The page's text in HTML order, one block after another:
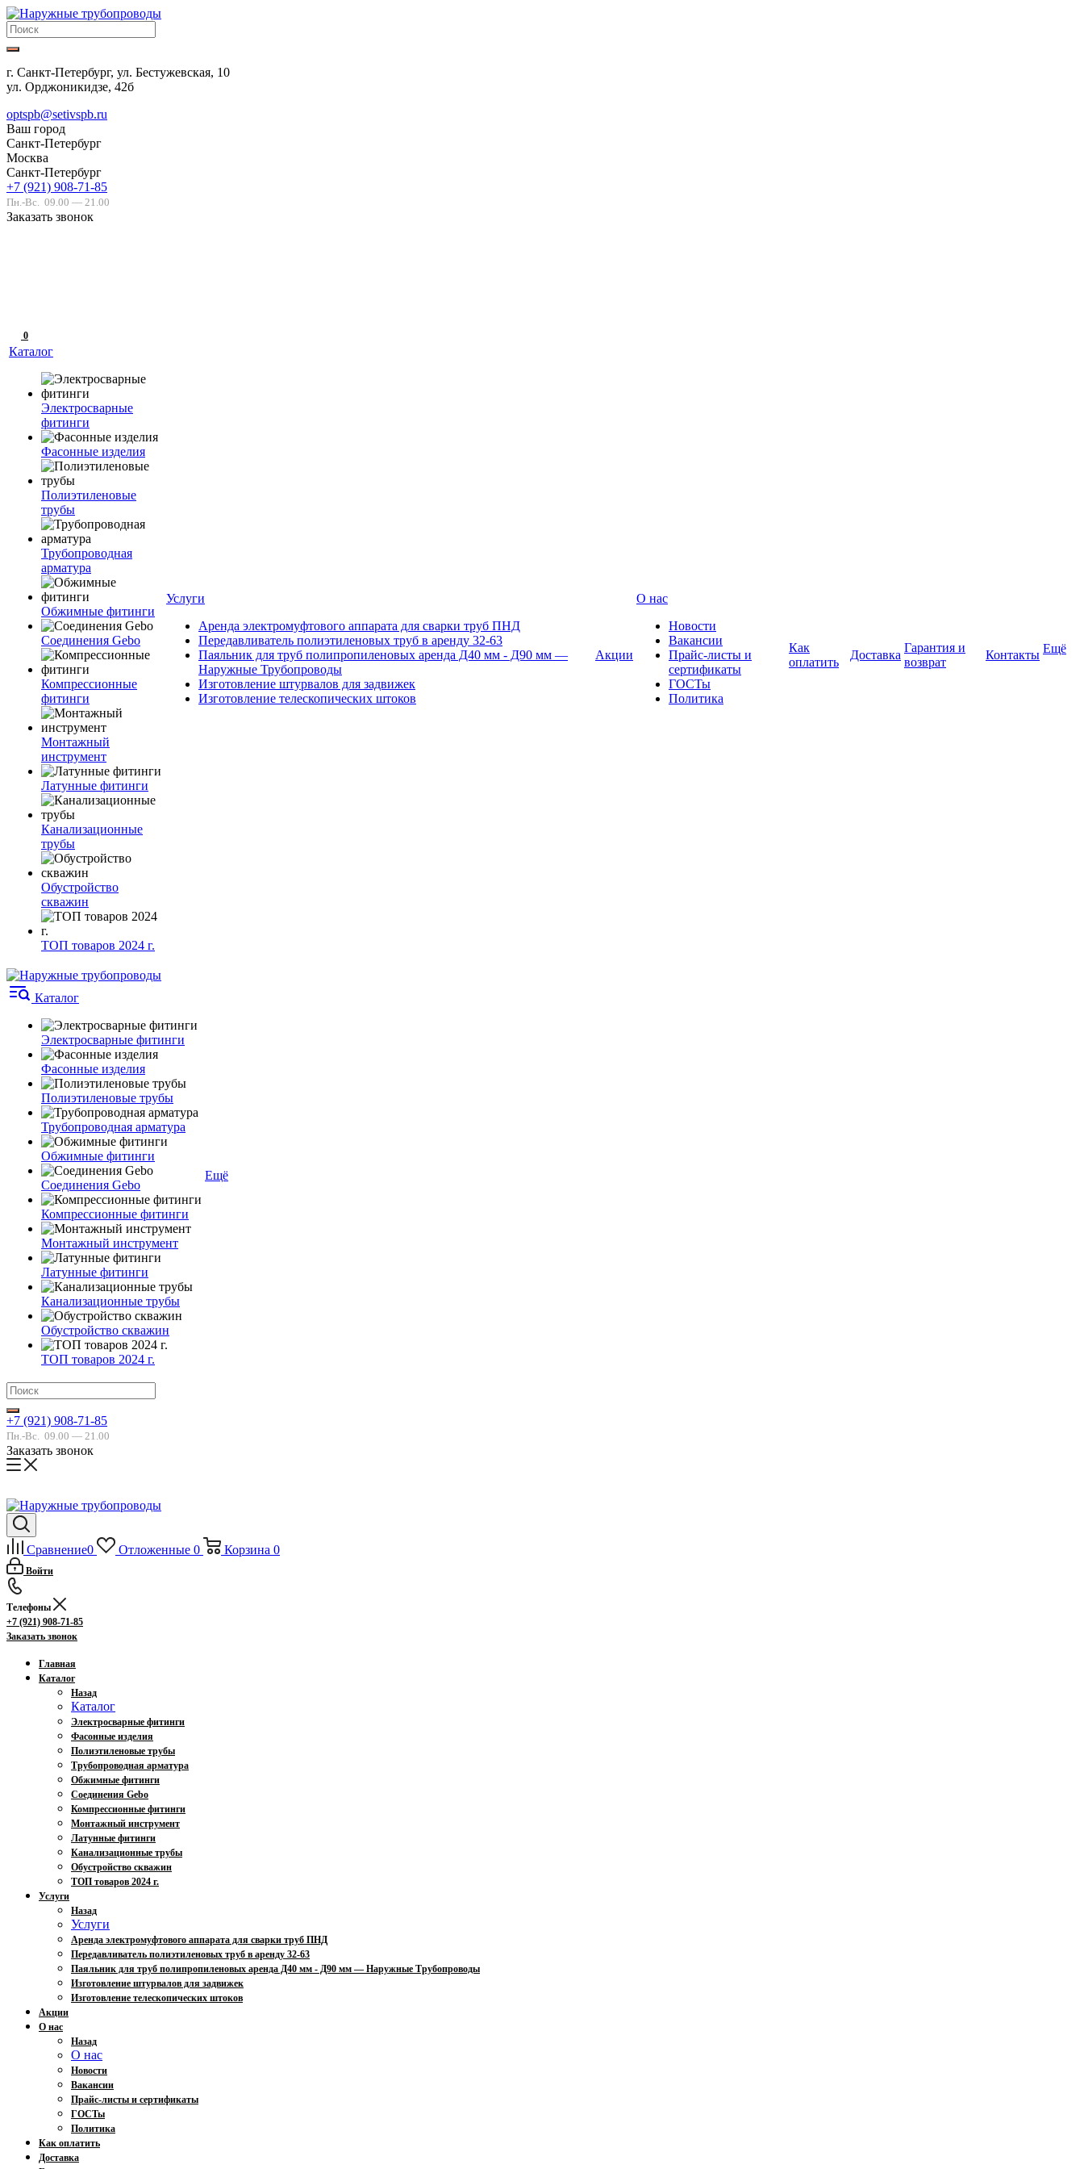
г. Санкт-Петербург, ул. Бестужевская, 10
ул. Орджоникидзе, 42б
optspb@setivspb.ru
Ваш город
Санкт-Петербург
Москва
Санкт-Петербург
+7 (921) 908-71-85
Пн.-Вс. 09.00 — 21.00
Заказать звонок
0
Каталог
Электросварные
фитинги
Фасонные изделия
Полиэтиленовые
трубы
Трубопроводная
арматура
Обжимные фитинги
Соединения Gebo
Компрессионные
фитинги
Монтажный
инструмент
Латунные фитинги
Канализационные
трубы
Обустройство
скважин
ТОП товаров 2024 г.
Услуги
Аренда электромуфтового аппарата для сварки труб ПНД
Передавливатель полиэтиленовых труб в аренду 32-63
Паяльник для труб полипропиленовых аренда Д40 мм - Д90 мм —
Наружные Трубопроводы
Изготовление штурвалов для задвижек
Изготовление телескопических штоков
Акции
О нас
Новости
Вакансии
Прайс-листы и
сертификаты
ГОСТы
Политика
Как
оплатить
Доставка
Гарантия и
возврат
Контакты Ещё
Каталог
Электросварные фитинги
Фасонные изделия
Полиэтиленовые трубы
Трубопроводная арматура
Обжимные фитинги
Соединения Gebo
Компрессионные фитинги
Монтажный инструмент
Латунные фитинги
Канализационные трубы
Обустройство скважин
ТОП товаров 2024 г.
Ещё
+7 (921) 908-71-85
Пн.-Вс. 09.00 — 21.00
Заказать звонок
Сравнение0 Отложенные 0 Корзина 0
Войти
Телефоны
+7 (921) 908-71-85
Заказать звонок
Главная
Каталог
Назад
Каталог
Электросварные фитинги
Фасонные изделия
Полиэтиленовые трубы
Трубопроводная арматура
Обжимные фитинги
Соединения Gebo
Компрессионные фитинги
Монтажный инструмент
Латунные фитинги
Канализационные трубы
Обустройство скважин
ТОП товаров 2024 г.
Услуги
Назад
Услуги
Аренда электромуфтового аппарата для сварки труб ПНД
Передавливатель полиэтиленовых труб в аренду 32-63
Паяльник для труб полипропиленовых аренда Д40 мм - Д90 мм — Наружные Трубопроводы
Изготовление штурвалов для задвижек
Изготовление телескопических штоков
Акции
О нас
Назад
О нас
Новости
Вакансии
Прайс-листы и сертификаты
ГОСТы
Политика
Как оплатить
Доставка